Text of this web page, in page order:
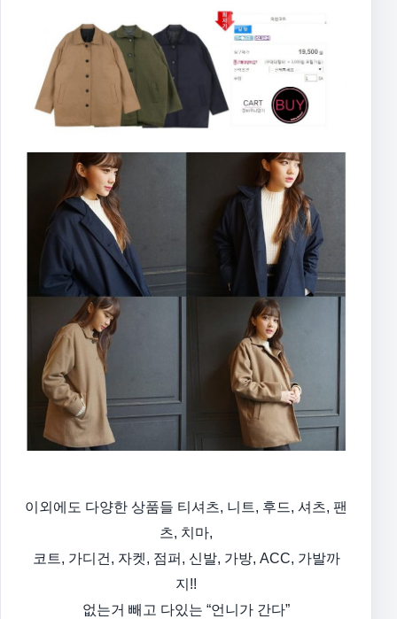
이외에도 다양한 상품들 티셔츠, 니트, 후드, 셔츠, 팬
츠, 치마,
코트, 가디건, 자켓, 점퍼, 신발, 가방, ACC, 가발까
지!!
없는거 빼고 다있는 “언니가 간다”